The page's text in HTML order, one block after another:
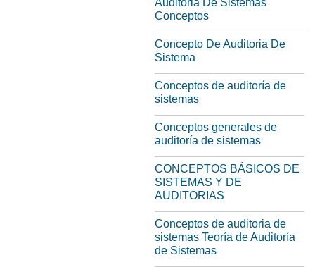
Auditoria De Sistemas
Conceptos
Concepto De Auditoria De
Sistema
Conceptos de auditoría de
sistemas
Conceptos generales de
auditoría de sistemas
CONCEPTOS BÁSICOS DE
SISTEMAS Y DE
AUDITORIAS
Conceptos de auditoria de
sistemas Teoría de Auditoría
de Sistemas